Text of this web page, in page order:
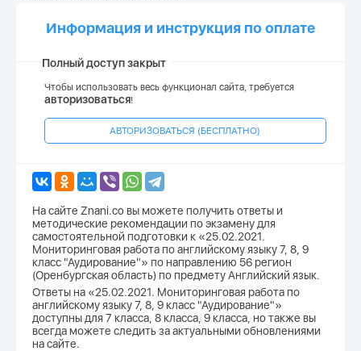
Информация и инструкция по оплате
Полный доступ закрыт
Чтобы использовать весь функционал сайта, требуется
авторизоваться!
АВТОРИЗОВАТЬСЯ (БЕСПЛАТНО)
На сайте Znani.co вы можете получить ответы и
методические рекомендации по экзамену для
самостоятельной подготовки к «25.02.2021.
Мониторинговая работа по английскому языку 7, 8, 9
класс "Аудирование"» по направлению 56 регион
(Оренбургская область) по предмету Английский язык.
Ответы на «25.02.2021. Мониторинговая работа по
английскому языку 7, 8, 9 класс "Аудирование"»
доступны для 7 класса, 8 класса, 9 класса, но также вы
всегда можете следить за актуальными обновлениями
на сайте.